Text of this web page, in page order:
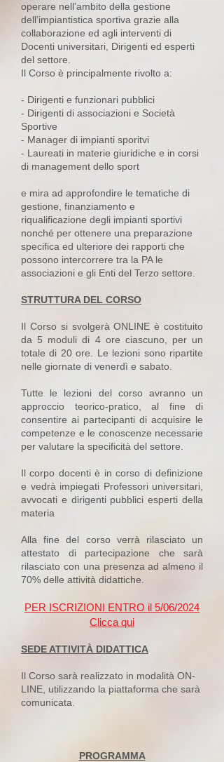
operare nell’ambito della gestione
dell’impiantistica sportiva grazie alla
collaborazione ed agli interventi di
Docenti universitari, Dirigenti ed esperti
del settore.
Il Corso è principalmente rivolto a:
- Dirigenti e funzionari pubblici
- Dirigenti di associazioni e Società
Sportive
- Manager di impianti sporitvi
- Laureati in materie giuridiche e in corsi
di management dello sport
e mira ad approfondire le tematiche di
gestione, finanziamento e
riqualificazione degli impianti sportivi
nonché per ottenere una preparazione
specifica ed ulteriore dei rapporti che
possono intercorrere tra la PA le
associazioni e gli Enti del Terzo settore.
STRUTTURA DEL CORSO
Il Corso si svolgerà ONLINE è costituito
da 5 moduli di 4 ore ciascuno, per un
totale di 20 ore. Le lezioni sono ripartite
nelle giornate di venerdì e sabato.
Tutte le lezioni del corso avranno un
approccio teorico-pratico, al fine di
consentire ai partecipanti di acquisire le
competenze e le conoscenze necessarie
per valutare la specificità del settore.
Il corpo docenti è in corso di definizione
e vedrà impiegati Professori universitari,
avvocati e dirigenti pubblici esperti della
materia
Alla fine del corso verrà rilasciato un
attestato di partecipazione che sarà
rilasciato con una presenza ad almeno il
70% delle attività didattiche.
PER ISCRIZIONI ENTRO il 5/06/2024
Clicca qui
SEDE ATTIVITÀ DIDATTICA
Il Corso sarà realizzato in modalità ON-
LINE, utilizzando la piattaforma che sarà
comunicata.
PROGRAMMA